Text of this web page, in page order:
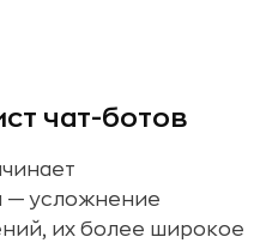
чат-ботов
— усложнение
их более широкое